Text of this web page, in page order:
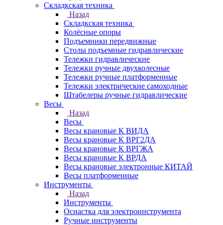
Складкская техника
Назад
Складкская техника
Колёсные опоры
Подъемники передвижные
Столы подъемные гидравлические
Тележки гидравлические
Тележки ручные двухколесные
Тележки ручные платформенные
Тележки электрические самоходные
Штабелеры ручные гидравлические
Весы
Назад
Весы
Весы крановые К ВИДА
Весы крановые К ВРГ2ДА
Весы крановые К ВРГЖА
Весы крановые К ВРДА
Весы крановые электронные КИТАЙ
Весы платформенные
Инструменты
Назад
Инструменты
Оснастка для электроинструмента
Ручные инструменты